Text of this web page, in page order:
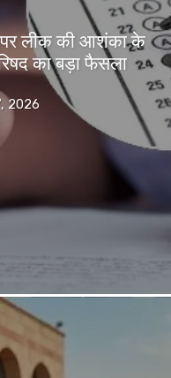
लीक की आशंका के
का बड़ा फैसला
2026